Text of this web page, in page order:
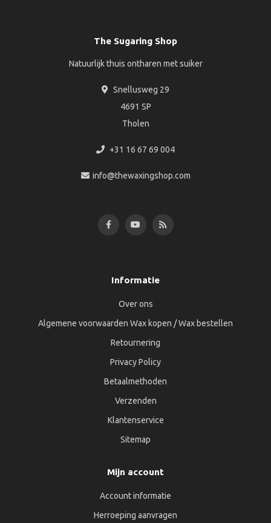
The Sugaring Shop
Natuurlijk thuis ontharen met suiker
Snellusweg 29
4691 SP
Tholen
+31 16 67 69 004
info@thewaxingshop.com
Informatie
Over ons
Algemene voorwaarden Wax kopen / Wax bestellen
Retournering
Privacy Policy
Betaalmethoden
Verzenden
Klantenservice
Sitemap
Mijn account
Account informatie
Herroeping aanvragen